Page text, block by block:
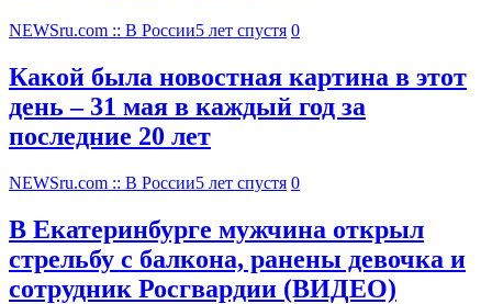
NEWSru.com :: В России5 лет спустя 0
Какой была новостная картина в этот
день – 31 мая в каждый год за
последние 20 лет
NEWSru.com :: В России5 лет спустя 0
В Екатеринбурге мужчина открыл
стрельбу с балкона, ранены девочка и
сотрудник Росгвардии (ВИДЕО)